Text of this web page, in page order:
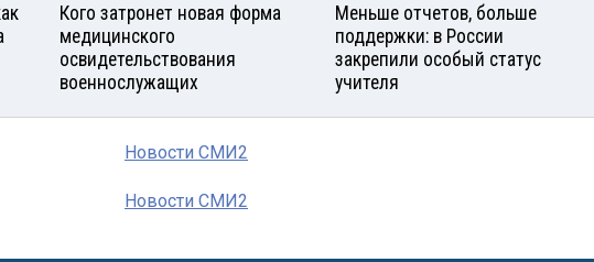
Кого затронет новая форма
медицинского
освидетельствования
военнослужащих
Меньше отчетов, больше
поддержки: в России
закрепили особый статус
учителя
Новости СМИ2
Новости СМИ2